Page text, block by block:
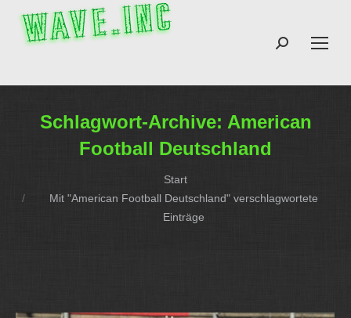
Search:
Schlagwort-Archive: American
Football Deutschland
Start
Mit "American Football Deutschland" verschlagwortete
Einträge